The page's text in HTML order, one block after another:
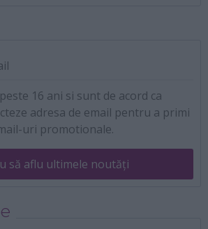
16 ani si sunt de acord ca
adresa de email pentru a primi
uri promotionale.
să aflu ultimele noutăți